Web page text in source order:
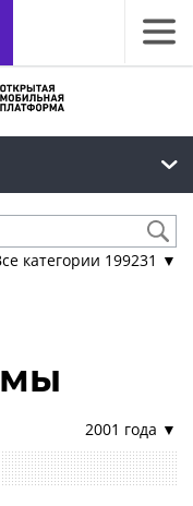
категории 199231 ▼
2001 года ▼